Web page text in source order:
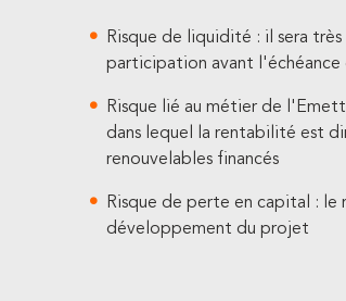
Risque de liquidité : il sera
participation avant l'échéance
Risque lié au métier de
dans lequel la rentabilité est
renouvelables financés
Risque de perte en capital : le
développement du projet